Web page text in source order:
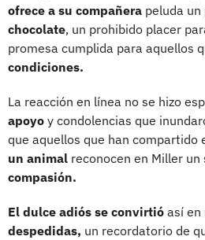
ofrece a su compañera peluda un
chocolate, un prohibido placer
promesa cumplida para aquellos
condiciones.
La reacción en línea no se hizo
apoyo y condolencias que
que aquellos que han compartido
un animal reconocen en Miller un
compasión.
El dulce adiós se convirtió así en
despedidas, un recordatorio de